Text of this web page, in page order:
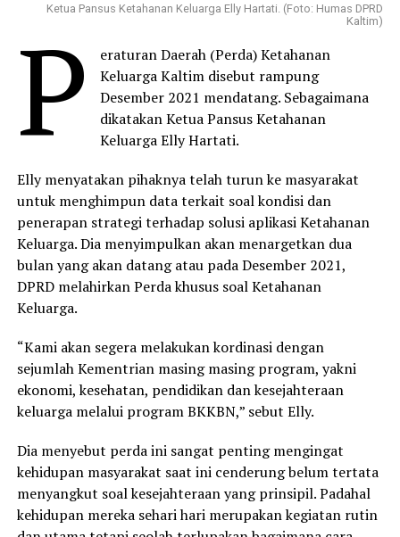
Ketua Pansus Ketahanan Keluarga Elly Hartati. (Foto: Humas DPRD
Kaltim)
P
eraturan Daerah (Perda) Ketahanan
Keluarga Kaltim disebut rampung
Desember 2021 mendatang. Sebagaimana
dikatakan Ketua Pansus Ketahanan
Keluarga Elly Hartati.
Elly menyatakan pihaknya telah turun ke masyarakat
untuk menghimpun data terkait soal kondisi dan
penerapan strategi terhadap solusi aplikasi Ketahanan
Keluarga. Dia menyimpulkan akan menargetkan dua
bulan yang akan datang atau pada Desember 2021,
DPRD melahirkan Perda khusus soal Ketahanan
Keluarga.
“Kami akan segera melakukan kordinasi dengan
sejumlah Kementrian masing masing program, yakni
ekonomi, kesehatan, pendidikan dan kesejahteraan
keluarga melalui program BKKBN,” sebut Elly.
Dia menyebut perda ini sangat penting mengingat
kehidupan masyarakat saat ini cenderung belum tertata
menyangkut soal kesejahteraan yang prinsipil. Padahal
kehidupan mereka sehari hari merupakan kegiatan rutin